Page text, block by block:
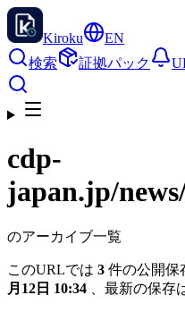
Kiroku
EN
検索
証拠パック
cdp-
japan.jp/
のアーカイブ一覧
このURLでは 3 件の公開保
月12日 10:34
、最新の保存